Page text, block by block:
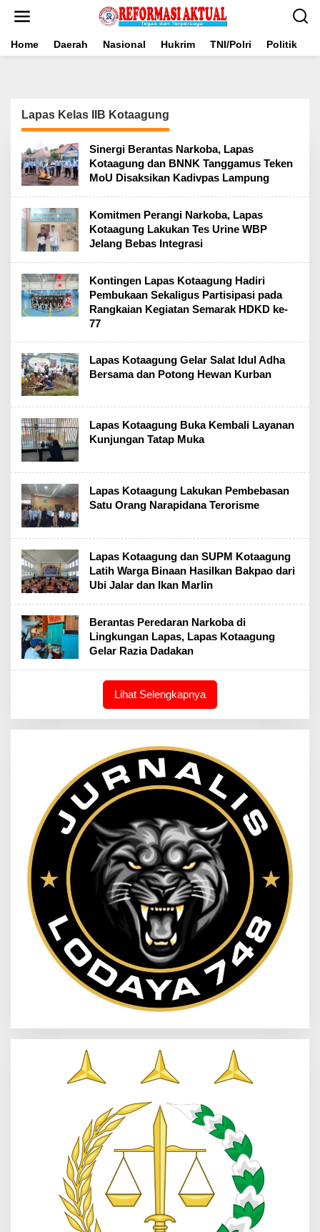
Home Daerah Nasional Hukrim TNI/Polri Politik
Lapas Kelas IIB Kotaagung
Sinergi Berantas Narkoba, Lapas
Kotaagung dan BNNK Tanggamus Teken
MoU Disaksikan Kadivpas Lampung
Komitmen Perangi Narkoba, Lapas
Kotaagung Lakukan Tes Urine WBP
Jelang Bebas Integrasi
Kontingen Lapas Kotaagung Hadiri
Pembukaan Sekaligus Partisipasi pada
Rangkaian Kegiatan Semarak HDKD ke-
77
Lapas Kotaagung Gelar Salat Idul Adha
Bersama dan Potong Hewan Kurban
Lapas Kotaagung Buka Kembali Layanan
Kunjungan Tatap Muka
Lapas Kotaagung Lakukan Pembebasan
Satu Orang Narapidana Terorisme
Lapas Kotaagung dan SUPM Kotaagung
Latih Warga Binaan Hasilkan Bakpao dari
Ubi Jalar dan Ikan Marlin
Berantas Peredaran Narkoba di
Lingkungan Lapas, Lapas Kotaagung
Gelar Razia Dadakan
Lihat Selengkapnya